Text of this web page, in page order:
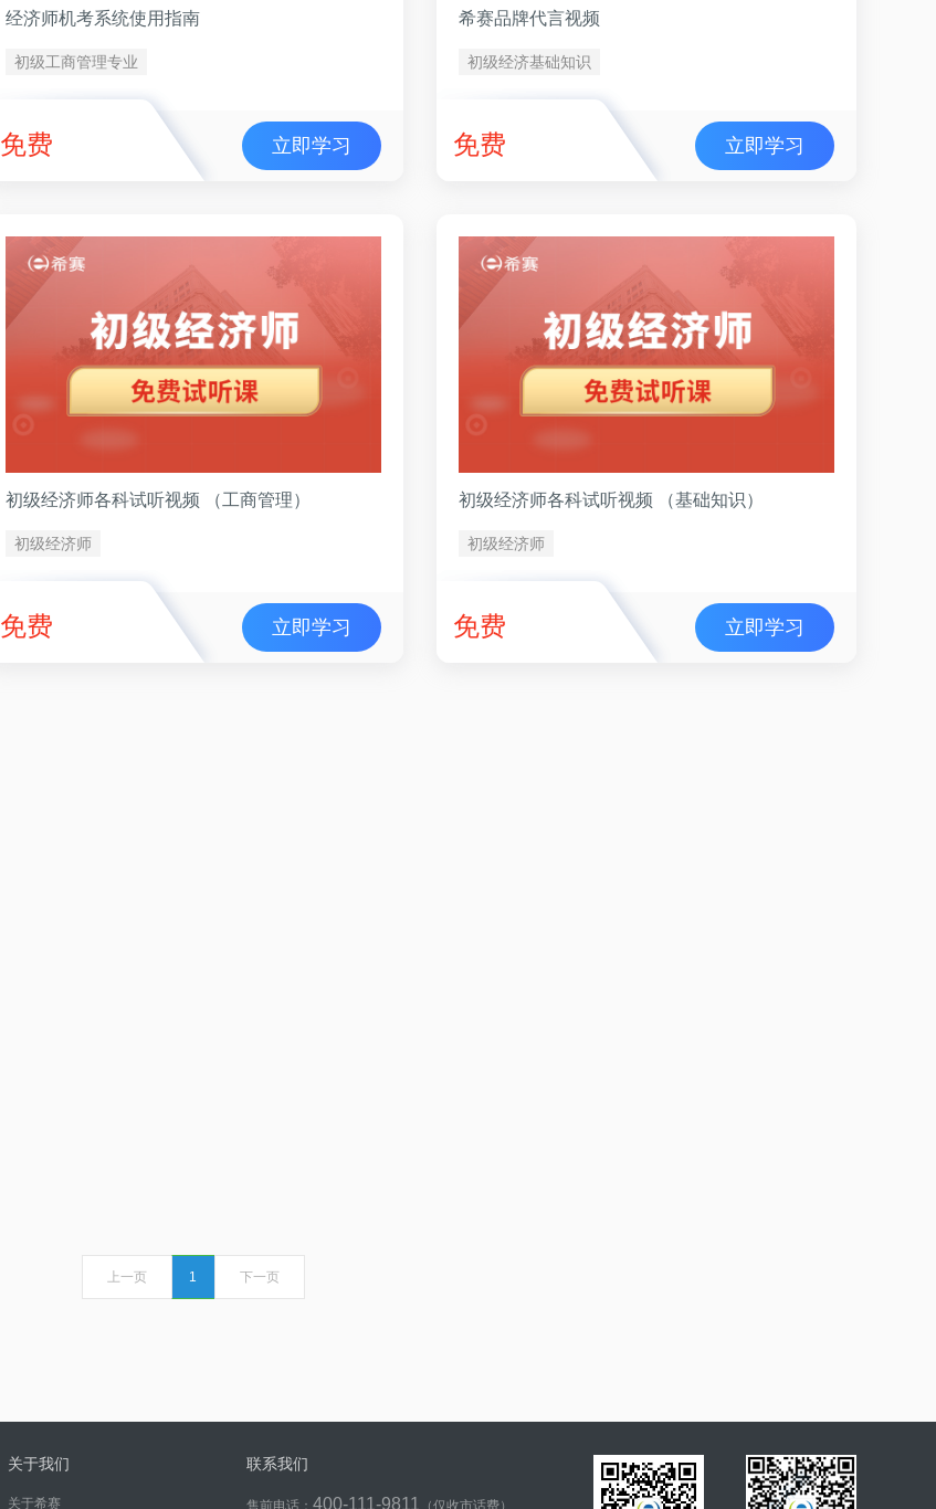
经济师机考系统使用指南
初级工商管理专业
免费 立即学习
希赛品牌代言视频
初级经济基础知识
免费 立即学习
初级经济师各科试听视频 （工商管理）
初级经济师
免费 立即学习
初级经济师各科试听视频 （基础知识）
初级经济师
免费 立即学习
上一页 1 下一页
关于我们
关于希赛
联系我们
售前电话： 400-111-9811 （仅收市话费）